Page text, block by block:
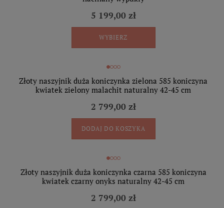
5 199,00 zł
WYBIERZ
Złoty naszyjnik duża koniczynka zielona 585 koniczyna
kwiatek zielony malachit naturalny 42-45 cm
2 799,00 zł
DODAJ DO KOSZYKA
Złoty naszyjnik duża koniczynka czarna 585 koniczyna
kwiatek czarny onyks naturalny 42-45 cm
2 799,00 zł